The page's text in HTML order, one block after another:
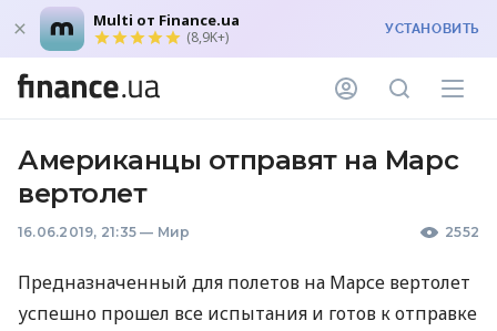
Multi от Finance.ua
(8,9K+) УСТАНОВИТЬ
Американцы отправят на Марс
вертолет
16.06.2019, 21:35 — Мир 2552
Предназначенный для полетов на Марсе вертолет
успешно прошел все испытания и готов к отправке